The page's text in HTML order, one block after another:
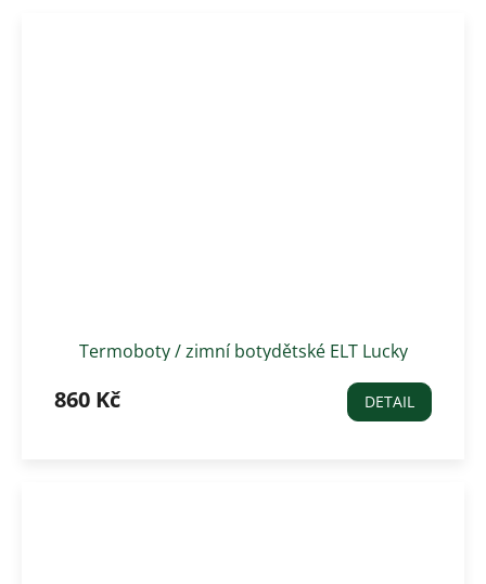
Termoboty / zimní botydětské ELT Lucky
860 Kč DETAIL